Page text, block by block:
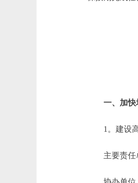
一、加快
1。建设高
主要责任